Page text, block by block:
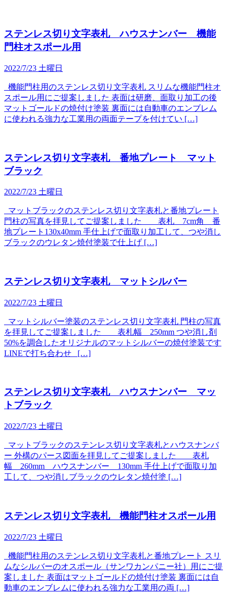
ステンレス切り文字表札 ハウスナンバー 機能
門柱オスポール用
2022/7/23 土曜日
機能門柱用のステンレス切り文字表札 スリムな機能門柱オ
スポール用にご提案しました 表面は研磨、面取り加工の後
マットゴールドの焼付け塗装 裏面には自動車のエンブレム
に使われる強力な工業用の両面テープを付けてい […]
ステンレス切り文字表札 番地プレート マット
ブラック
2022/7/23 土曜日
マットブラックのステンレス切り文字表札と番地プレート
門柱の写真を拝見してご提案しました 表札 7cm角 番
地プレート130x40mm 手仕上げで面取り加工して、つや消し
ブラックのウレタン焼付塗装で仕上げ […]
ステンレス切り文字表札 マットシルバー
2022/7/23 土曜日
マットシルバー塗装のステンレス切り文字表札 門柱の写真
を拝見してご提案しました 表札幅 250mm つや消し剤
50%を調合したオリジナルのマットシルバーの焼付塗装です
LINEで打ち合わせ […]
ステンレス切り文字表札 ハウスナンバー マッ
トブラック
2022/7/23 土曜日
マットブラックのステンレス切り文字表札とハウスナンバ
ー 外構のパース図面を拝見してご提案しました 表札
幅 260mm ハウスナンバー 130mm 手仕上げで面取り加
工して、つや消しブラックのウレタン焼付塗 […]
ステンレス切り文字表札 機能門柱オスポール用
2022/7/23 土曜日
機能門柱用のステンレス切り文字表札と番地プレート スリ
ムなシルバーのオスポール（サンワカンパニー社）用にご提
案しました 表面はマットゴールドの焼付け塗装 裏面には自
動車のエンブレムに使われる強力な工業用の両 […]